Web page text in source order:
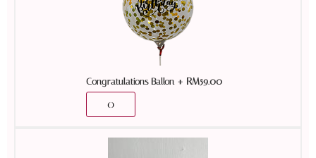
Congratulations Ballon+ RM59.00